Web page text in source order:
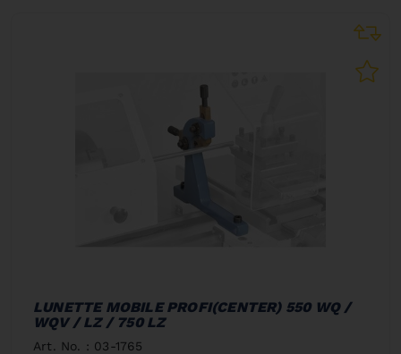
LUNETTE MOBILE PROFI(CENTER) 550 WQ /
WQV / LZ / 750 LZ
Art. No. : 03-1765